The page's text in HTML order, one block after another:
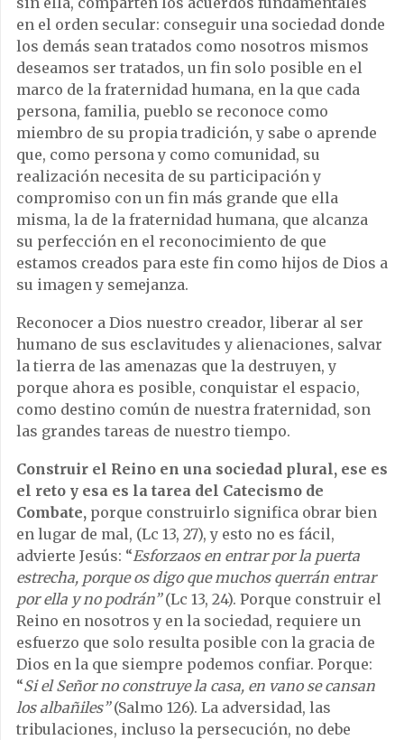
en el orden secular: conseguir una sociedad donde
los demás sean tratados como nosotros mismos
deseamos ser tratados, un fin solo posible en el
marco de la fraternidad humana, en la que cada
persona, familia, pueblo se reconoce como
miembro de su propia tradición, y sabe o aprende
que, como persona y como comunidad, su
realización necesita de su participación y
compromiso con un fin más grande que ella
misma, la de la fraternidad humana, que alcanza
su perfección en el reconocimiento de que
estamos creados para este fin como hijos de Dios a
su imagen y semejanza.
Reconocer a Dios nuestro creador, liberar al ser
humano de sus esclavitudes y alienaciones, salvar
la tierra de las amenazas que la destruyen, y
porque ahora es posible, conquistar el espacio,
como destino común de nuestra fraternidad, son
las grandes tareas de nuestro tiempo.
Construir el Reino en una sociedad plural, ese es
el reto y esa es la tarea del Catecismo de
Combate, porque construirlo significa obrar bien
en lugar de mal, (Lc 13, 27), y esto no es fácil,
advierte Jesús: “Esforzaos en entrar por la puerta
estrecha, porque os digo que muchos querrán entrar
por ella y no podrán”(Lc 13, 24). Porque construir el
Reino en nosotros y en la sociedad, requiere un
esfuerzo que solo resulta posible con la gracia de
Dios en la que siempre podemos confiar. Porque:
“Si el Señor no construye la casa, en vano se cansan
los albañiles”(Salmo 126). La adversidad, las
tribulaciones, incluso la persecución, no debe